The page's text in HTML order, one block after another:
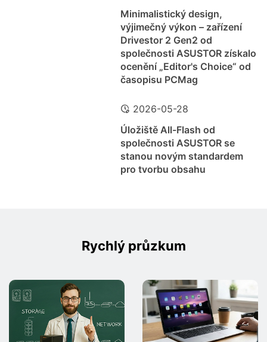
Minimalistický design,
výjimečný výkon – zařízení
Drivestor 2 Gen2 od
společnosti ASUSTOR získalo
ocenění „Editor's Choice“ od
časopisu PCMag
2026-05-28
Úložiště All-Flash od
společnosti ASUSTOR se
stanou novým standardem
pro tvorbu obsahu
Rychlý průzkum